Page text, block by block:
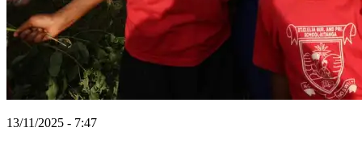
13/11/2025 - 7:47